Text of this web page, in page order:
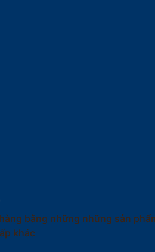
bằng những những sản
khác